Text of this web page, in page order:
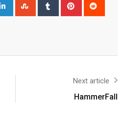
Next article
HammerFall